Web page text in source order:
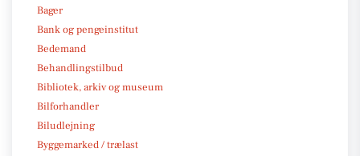
Bager
Bank og pengeinstitut
Bedemand
Behandlingstilbud
Bibliotek, arkiv og museum
Bilforhandler
Biludlejning
Byggemarked / trælast